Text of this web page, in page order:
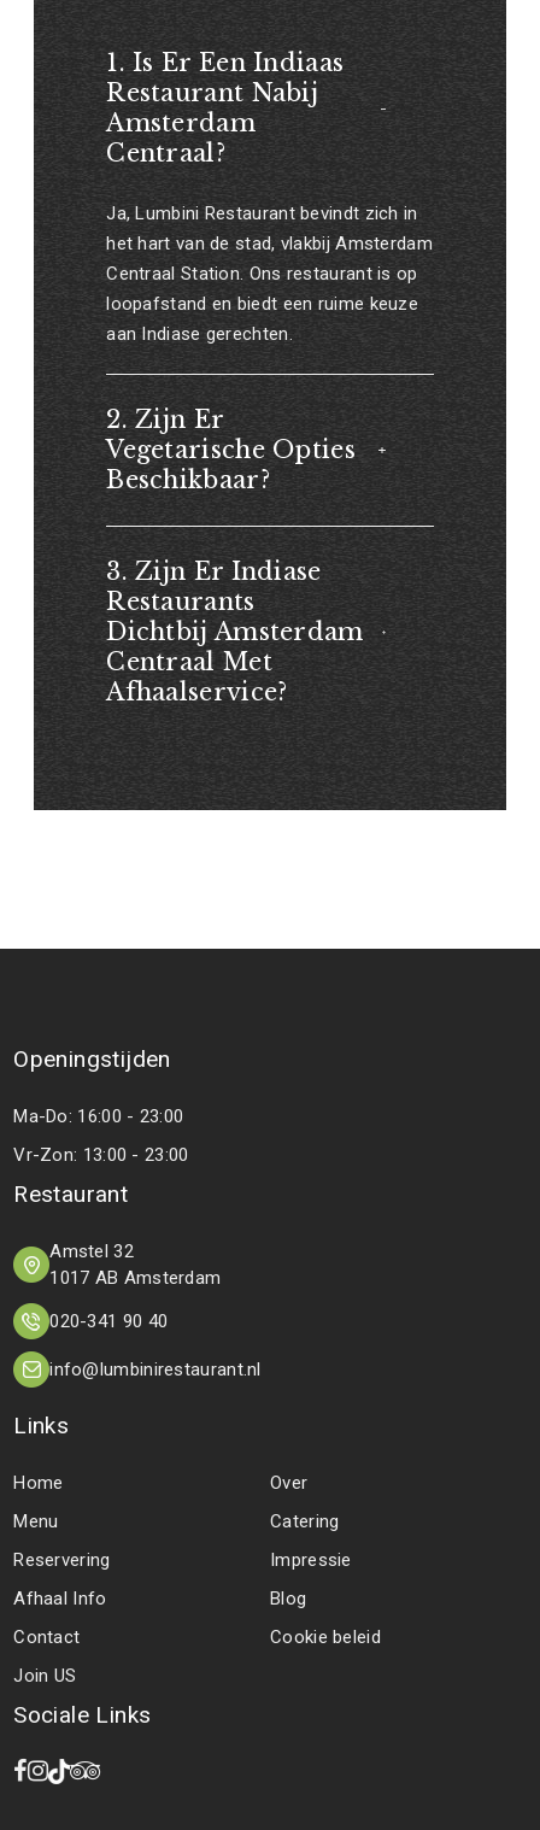
1. Is Er Een Indiaas
Restaurant Nabij
Amsterdam
Centraal?
Ja, Lumbini Restaurant bevindt zich in
het hart van de stad, vlakbij Amsterdam
Centraal Station. Ons restaurant is op
loopafstand en biedt een ruime keuze
aan Indiase gerechten.
2. Zijn Er
Vegetarische Opties
Beschikbaar?
3. Zijn Er Indiase
Restaurants
Dichtbij Amsterdam
Centraal Met
Afhaalservice?
Openingstijden
Ma-Do: 16:00 - 23:00
Vr-Zon: 13:00 - 23:00
Restaurant
Amstel 32
1017 AB Amsterdam
020-341 90 40
info@lumbinirestaurant.nl
Links
Home
Over
Menu
Catering
Reservering
Impressie
Afhaal Info
Blog
Contact
Cookie beleid
Join US
Sociale Links